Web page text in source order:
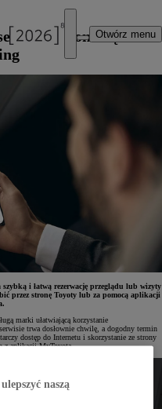
Otwórz menu
z pomocą
i łatwą rezerwację przeglądu lub wizyty
przez stronę Toyoty lub za pomocą aplikacji
marki ułatwiającą korzystanie
trwa dosłownie chwilę, a dogodny termin
dostęp do Internetu i skorzystanie ze strony
z aplikacji MyToyota.
naszą